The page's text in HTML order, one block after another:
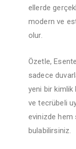
ellerde
modern ve
olur.
Özetle,
sadece
yeni bir kimlik
ve tecrübeli
evinizde hem
bulabilirsiniz.